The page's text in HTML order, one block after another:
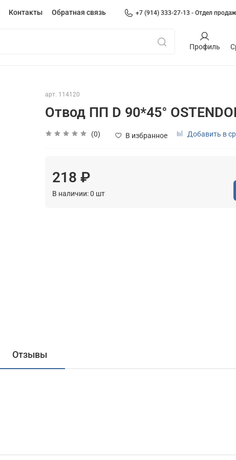
Контакты Обратная связь +7 (914) 333-27-13 - Отдел продаж
Профиль
арт. 114120
Отвод ПП D 90*45°
(0) В избранное Добавить в
218 ₽
В наличии:0 шт
Отзывы